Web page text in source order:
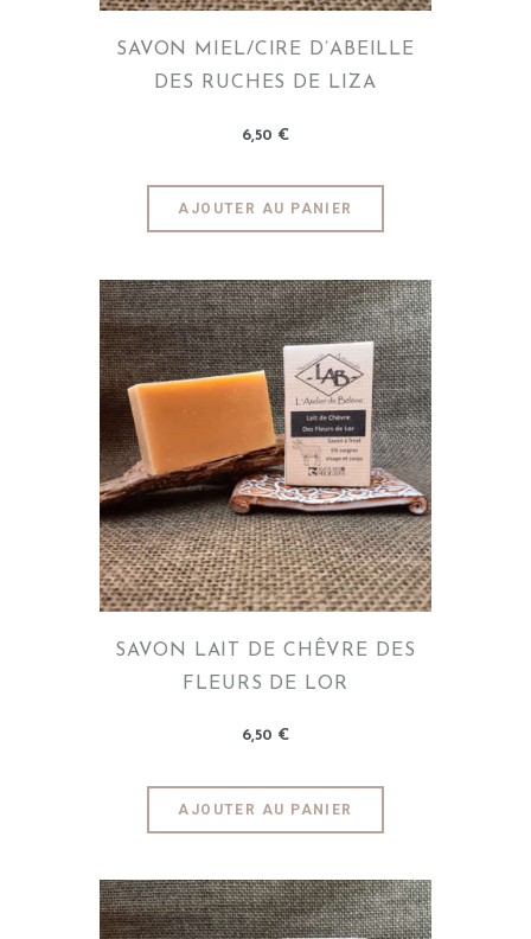
SAVON MIEL/CIRE D’ABEILLE
DES RUCHES DE LIZA
6,50 €
AJOUTER AU PANIER
SAVON LAIT DE CHÊVRE DES
FLEURS DE LOR
6,50 €
AJOUTER AU PANIER